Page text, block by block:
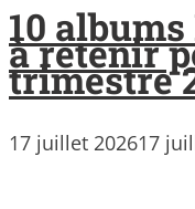
10
à retenir
trimestre
17 juillet 202617